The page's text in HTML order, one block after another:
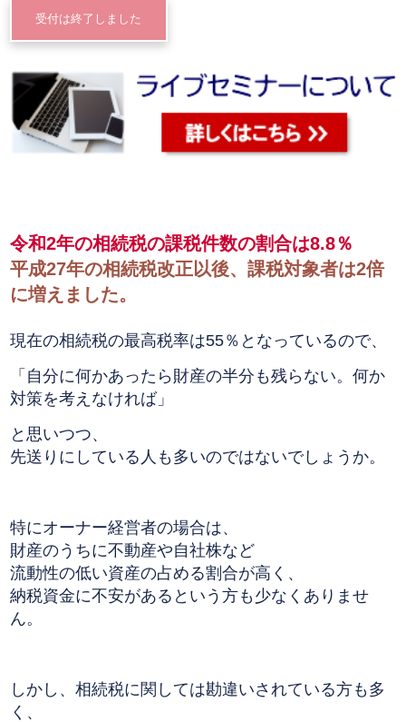
受付は終了しました
令和2年の相続税の課税件数の割合は8.8％
平成27年の相続税改正以後、課税対象者は2倍
に増えました。
現在の相続税の最高税率は55％となっているので、
「自分に何かあったら財産の半分も残らない。何か
対策を考えなければ」
と思いつつ、
先送りにしている人も多いのではないでしょうか。
特にオーナー経営者の場合は、
財産のうちに不動産や自社株など
流動性の低い資産の占める割合が高く、
納税資金に不安があるという方も少なくありませ
ん。
しかし、相続税に関しては勘違いされている方も多
く、